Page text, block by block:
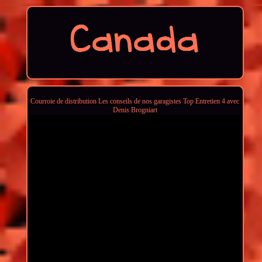
Courroie de distribution Les conseils de nos garagistes Top Entretien 4 avec
Denis Brogniart